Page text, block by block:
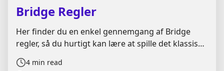
Bridge Regler
Her finder du en enkel gennemgang af Bridge
regler, så du hurtigt kan lære at spille det klassiske
kortspil. Guiden forklarer opsætning, spilforløb og
de vigtigste principper i Bridge trin for trin. Hvis
4 min read